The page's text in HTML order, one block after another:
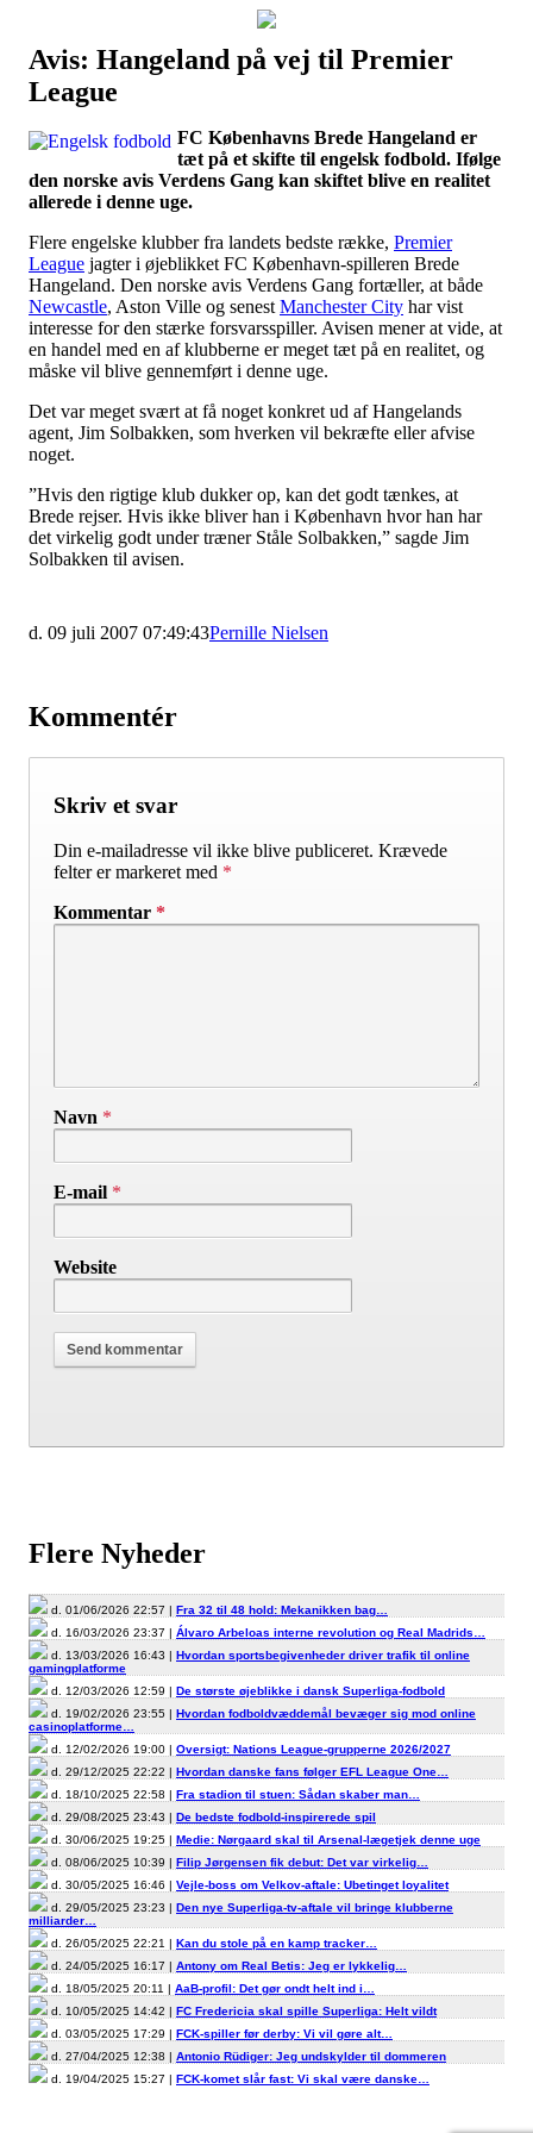
Наши партнеры
Avis: Hangeland på vej til Premier
League
FC Københavns Brede Hangeland er
tæt på et skifte til engelsk fodbold. Ifølge
den norske avis Verdens Gang kan skiftet blive en realitet
allerede i denne uge.
Flere engelske klubber fra landets bedste række, Premier
League jagter i øjeblikket FC København-spilleren Brede
Hangeland. Den norske avis Verdens Gang fortæller, at både
Newcastle, Aston Ville og senest Manchester City har vist
interesse for den stærke forsvarsspiller. Avisen mener at vide, at
en handel med en af klubberne er meget tæt på en realitet, og
måske vil blive gennemført i denne uge.
Det var meget svært at få noget konkret ud af Hangelands
agent, Jim Solbakken, som hverken vil bekræfte eller afvise
noget.
”Hvis den rigtige klub dukker op, kan det godt tænkes, at
Brede rejser. Hvis ikke bliver han i København hvor han har
det virkelig godt under træner Ståle Solbakken,” sagde Jim
Solbakken til avisen.
d. 09 juli 2007 07:49:43Pernille Nielsen
Kommentér
Skriv et svar
Din e-mailadresse vil ikke blive publiceret. Krævede
felter er markeret med *
Kommentar *
Navn *
E-mail *
Website
Flere Nyheder
d. 01/06/2026 22:57 | Fra 32 til 48 hold: Mekanikken bag…
d. 16/03/2026 23:37 | Álvaro Arbeloas interne revolution og Real Madrids…
d. 13/03/2026 16:43 | Hvordan sportsbegivenheder driver trafik til online
gamingplatforme
d. 12/03/2026 12:59 | De største øjeblikke i dansk Superliga-fodbold
d. 19/02/2026 23:55 | Hvordan fodboldvæddemål bevæger sig mod online
casinoplatforme…
d. 12/02/2026 19:00 | Oversigt: Nations League-grupperne 2026/2027
d. 29/12/2025 22:22 | Hvordan danske fans følger EFL League One…
d. 18/10/2025 22:58 | Fra stadion til stuen: Sådan skaber man…
d. 29/08/2025 23:43 | De bedste fodbold-inspirerede spil
d. 30/06/2025 19:25 | Medie: Nørgaard skal til Arsenal-lægetjek denne uge
d. 08/06/2025 10:39 | Filip Jørgensen fik debut: Det var virkelig…
d. 30/05/2025 16:46 | Vejle-boss om Velkov-aftale: Ubetinget loyalitet
d. 29/05/2025 23:23 | Den nye Superliga-tv-aftale vil bringe klubberne
milliarder…
d. 26/05/2025 22:21 | Kan du stole på en kamp tracker…
d. 24/05/2025 16:17 | Antony om Real Betis: Jeg er lykkelig…
d. 18/05/2025 20:11 | AaB-profil: Det gør ondt helt ind i…
d. 10/05/2025 14:42 | FC Fredericia skal spille Superliga: Helt vildt
d. 03/05/2025 17:29 | FCK-spiller før derby: Vi vil gøre alt…
d. 27/04/2025 12:38 | Antonio Rüdiger: Jeg undskylder til dommeren
d. 19/04/2025 15:27 | FCK-komet slår fast: Vi skal være danske…